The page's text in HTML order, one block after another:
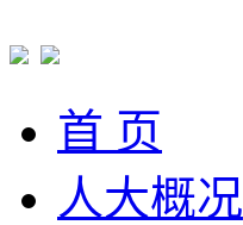
首 页
人大概况